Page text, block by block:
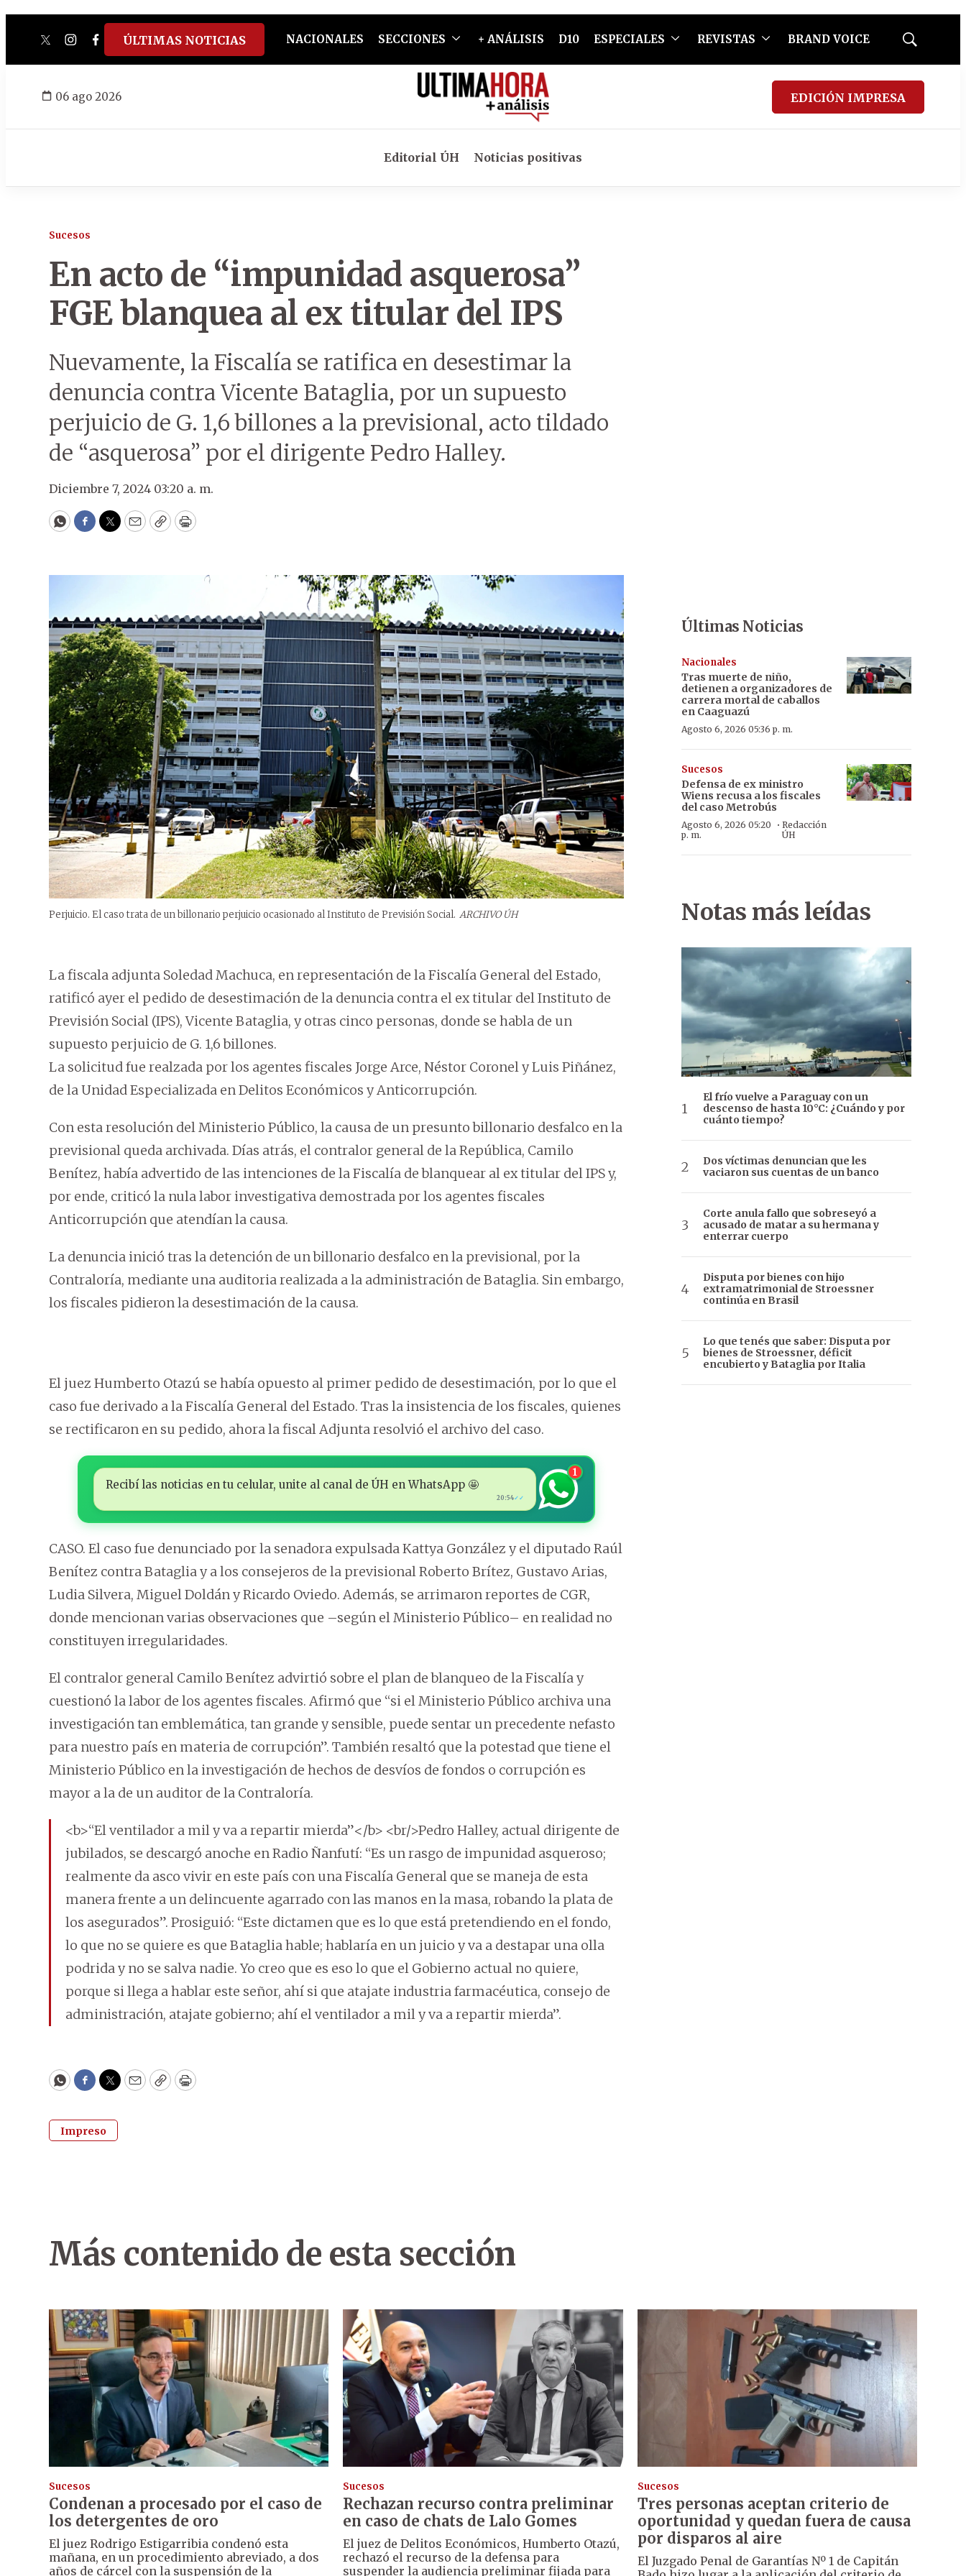
twitterinstagram
facebook
tiktokyoutube
spotify
ÚLTIMAS NOTICIAS NACIONALES SECCIONES + ANÁLISIS D10 ESPECIALES REVISTAS BRAND VOICE
Mostrar
06 ago 2026 EDICIÓN IMPRESA
Editorial ÚH Noticias positivas
Sucesos
En acto de “impunidad asquerosa”
FGE blanquea al ex titular del IPS
Nuevamente, la Fiscalía se ratifica en desestimar la
denuncia contra Vicente Bataglia, por un supuesto
perjuicio de G. 1,6 billones a la previsional, acto tildado
de “asquerosa” por el dirigente Pedro Halley.
Diciembre 7, 2024 03:20 a. m.
WhatsApp
Facebook
Twitter
EmailCopyPrint
Perjuicio. El caso trata de un billonario perjuicio ocasionado al Instituto de Previsión Social. ARCHIVO ÚH
La fiscala adjunta Soledad Machuca, en representación de la Fiscalía General del Estado,
ratificó ayer el pedido de desestimación de la denuncia contra el ex titular del Instituto de
Previsión Social (IPS), Vicente Bataglia, y otras cinco personas, donde se habla de un
supuesto perjuicio de G. 1,6 billones.
La solicitud fue realzada por los agentes fiscales Jorge Arce, Néstor Coronel y Luis Piñánez,
de la Unidad Especializada en Delitos Económicos y Anticorrupción.
Con esta resolución del Ministerio Público, la causa de un presunto billonario desfalco en la
previsional queda archivada. Días atrás, el contralor general de la República, Camilo
Benítez, había advertido de las intenciones de la Fiscalía de blanquear al ex titular del IPS y,
por ende, criticó la nula labor investigativa demostrada por los agentes fiscales
Anticorrupción que atendían la causa.
La denuncia inició tras la detención de un billonario desfalco en la previsional, por la
Contraloría, mediante una auditoria realizada a la administración de Bataglia. Sin embargo,
los fiscales pidieron la desestimación de la causa.
El juez Humberto Otazú se había opuesto al primer pedido de desestimación, por lo que el
caso fue derivado a la Fiscalía General del Estado. Tras la insistencia de los fiscales, quienes
se rectificaron en su pedido, ahora la fiscal Adjunta resolvió el archivo del caso.
Recibí las noticias en tu celular, unite al canal de ÚH en WhatsApp 🤩
20:54✓✓
1
CASO. El caso fue denunciado por la senadora expulsada Kattya González y el diputado Raúl
Benítez contra Bataglia y a los consejeros de la previsional Roberto Brítez, Gustavo Arias,
Ludia Silvera, Miguel Doldán y Ricardo Oviedo. Además, se arrimaron reportes de CGR,
donde mencionan varias observaciones que –según el Ministerio Público– en realidad no
constituyen irregularidades.
El contralor general Camilo Benítez advirtió sobre el plan de blanqueo de la Fiscalía y
cuestionó la labor de los agentes fiscales. Afirmó que “si el Ministerio Público archiva una
investigación tan emblemática, tan grande y sensible, puede sentar un precedente nefasto
para nuestro país en materia de corrupción”. También resaltó que la potestad que tiene el
Ministerio Público en la investigación de hechos de desvíos de fondos o corrupción es
mayor a la de un auditor de la Contraloría.
<b>“El ventilador a mil y va a repartir mierda”</b> <br/>Pedro Halley, actual dirigente de
jubilados, se descargó anoche en Radio Ñanfutí: “Es un rasgo de impunidad asqueroso;
realmente da asco vivir en este país con una Fiscalía General que se maneja de esta
manera frente a un delincuente agarrado con las manos en la masa, robando la plata de
los asegurados”. Prosiguió: “Este dictamen que es lo que está pretendiendo en el fondo,
lo que no se quiere es que Bataglia hable; hablaría en un juicio y va a destapar una olla
podrida y no se salva nadie. Yo creo que es eso lo que el Gobierno actual no quiere,
porque si llega a hablar este señor, ahí si que atajate industria farmacéutica, consejo de
administración, atajate gobierno; ahí el ventilador a mil y va a repartir mierda”.
WhatsApp
Facebook
Twitter
EmailCopyPrint
Impreso
Últimas Noticias
Nacionales
Tras muerte de niño,
detienen a organizadores de
carrera mortal de caballos
en Caaguazú
Agosto 6, 2026 05:36 p. m.
Sucesos
Defensa de ex ministro
Wiens recusa a los fiscales
del caso Metrobús
Agosto 6, 2026 05:20
p. m.
· Redacción
ÚH
Notas más leídas
El frío vuelve a Paraguay con un
descenso de hasta 10°C: ¿Cuándo y por
cuánto tiempo?
Dos víctimas denuncian que les
vaciaron sus cuentas de un banco
Corte anula fallo que sobreseyó a
acusado de matar a su hermana y
enterrar cuerpo
Disputa por bienes con hijo
extramatrimonial de Stroessner
continúa en Brasil
Lo que tenés que saber: Disputa por
bienes de Stroessner, déficit
encubierto y Bataglia por Italia
Más contenido de esta sección
Sucesos
Condenan a procesado por el caso de
los detergentes de oro
El juez Rodrigo Estigarribia condenó esta
mañana, en un procedimiento abreviado, a dos
años de cárcel con la suspensión de la
Sucesos
Rechazan recurso contra preliminar
en caso de chats de Lalo Gomes
El juez de Delitos Económicos, Humberto Otazú,
rechazó el recurso de la defensa para
suspender la audiencia preliminar fijada para
Sucesos
Tres personas aceptan criterio de
oportunidad y quedan fuera de causa
por disparos al aire
El Juzgado Penal de Garantías Nº 1 de Capitán